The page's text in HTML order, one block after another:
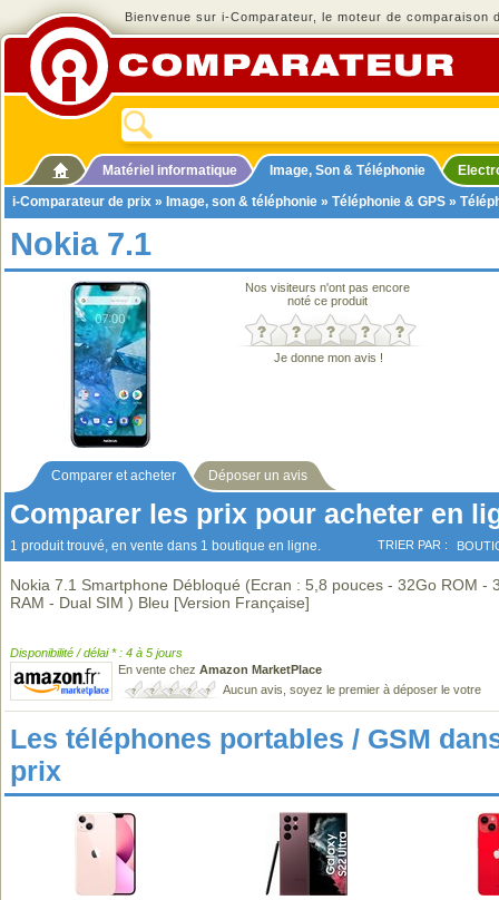
Bienvenue sur i-Comparateur, le moteur de comparaison
Matériel informatique Image, Son & Téléphonie
i-Comparateur de prix » Image, son & téléphonie » Téléphonie & GPS »
Nokia 7.1
Nos visiteurs n'ont pas encore
noté ce produit
Je donne mon avis !
Comparer et acheter Déposer un avis
Comparer les prix pour acheter en
1 produit trouvé, en vente dans 1 boutique en ligne. TRIER PAR :
Nokia 7.1 Smartphone Débloqué (Ecran : 5,8 pouces - 32Go ROM -
RAM - Dual SIM ) Bleu [Version Française]
Disponibilité / délai * : 4 à 5 jours
En vente chez Amazon MarketPlace
Aucun avis, soyez le premier à déposer le votre
Les téléphones portables / GSM
prix